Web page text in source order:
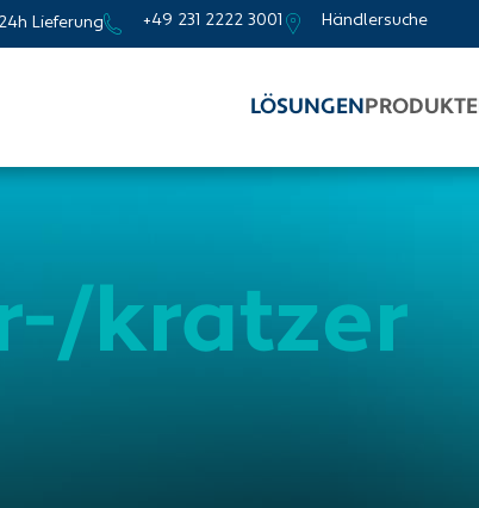
24h Lieferung +49 231 2222 3001 Händlersuche
LÖSUNGEN PRODUKTE
kratzer